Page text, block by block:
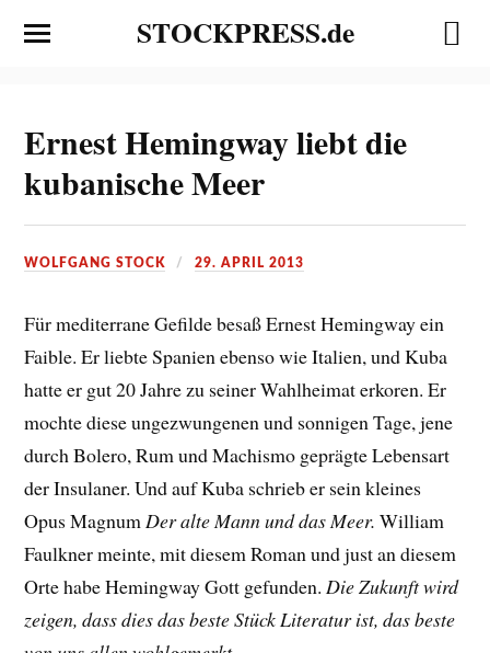
STOCKPRESS.de
Ernest Hemingway liebt die
kubanische Meer
WOLFGANG STOCK 29. APRIL 2013
Für mediterrane Gefilde besaß Ernest Hemingway ein
Faible. Er liebte Spanien ebenso wie Italien, und Kuba
hatte er gut 20 Jahre zu seiner Wahlheimat erkoren. Er
mochte diese ungezwungenen und sonnigen Tage, jene
durch Bolero, Rum und Machismo geprägte Lebensart
der Insulaner. Und auf Kuba schrieb er sein kleines
Opus MagnumDer alte Mann und das Meer.William
Faulkner meinte, mit diesem Roman und just an diesem
Orte habe Hemingway Gott gefunden.Die Zukunft wird
zeigen, dass dies das beste Stück Literatur ist, das beste